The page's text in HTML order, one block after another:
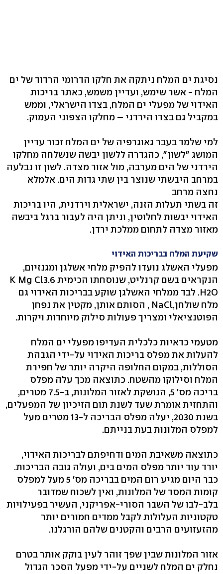
נסיגת ים המלח ניתקה את חלקו הדרומי הרדוד של ים
המלח - אשר שימש, ועדיין משמש, כאתר בריכות
האידוי של מפעלי ים המלח, בצדו הישראלי, וממש
במקביל גם בצדו הירדני – מחלקו הצפוני העמוק.
למי שלמד בעבר גאוגרפיה של ים המלח זכור עדיין
המושג "לשון", כהגדרה ללשון יבשה שנשלחה מחלקו
הירדני של הים מערבה, מול אזור מצדה. לשון זו נבלעה
במרחב היבשתי שנוצר בין שתי גדות הים. אלמלא
נחצה מרחב
זה בשתי תעלות הזנה, ישראלית וירדנית, היו בריכות
האידוי יבשות לחלוטין, וניתן היה לעבור ברגל ביבשה
מאזור מצדה לתחום ממלכת ירדן.
שקיעת המלח בבריכות האידוי
מפעלי האשלג נועדו להפיק מלחי אשלגן ומגנזיום,
הנקראים בשם קרנליט, שנוסחתו הכימית K Mg Cl3.6
H2O. לבד ממלחי האשלגן שוקע בבריכות האידוי גם
מלח שולחן,NaCl , הסותם אותן, מקטין את נפחן
הפוטנציאלי ומצריך פעולות סילוק מיוחדות ויקרות.
מטעמי כדאיות כלכלית העדיפו מפעלי ים המלח
להעלות את מפלס בריכות האידוי על-ידי הגבהת
הסוללות, במקום החלופה היקרה יותר של חפירת
המלח וסילוקו מהשטח. כתוצאה מכך עלה מפלס
בריכה מס' 5, הנושקת לאזור המלונות, ב-7.5 מטרים,
והתחזית אומרת שעד לשנת תום הזיכיון של המפעלים,
בשנת 2030, יעלה מפלס הבריכה ל-13 מטרים מעל
למפלס המלונות בעת בנייתם.
כתוצאה משאיבת המים ודחיפתם לבריכות האידוי,
יורד עוד יותר מפלס המים בים, ועולה גובה הבריכות.
כבר היום מגיע רום המים בבריכה מס' 5 מעל למפלס
קומות המסד של המלונות, ואין לשכוח שמדובר
בלב-לבו של השבר הסורי-אפריקני, העשיר בפעילויות
טקטוניות העלולות לקבל ממדים חמורים יותר
מהזעזועים הרבים והקטנים שלהם הורגלנו.
אזור המלונות שבין שפך זוהר לעין בוקק אותר בטרם
נחלק ים המלח לשניים על-ידי מפעל הסכר הגדול